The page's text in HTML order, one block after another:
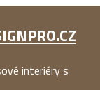
interiéry s